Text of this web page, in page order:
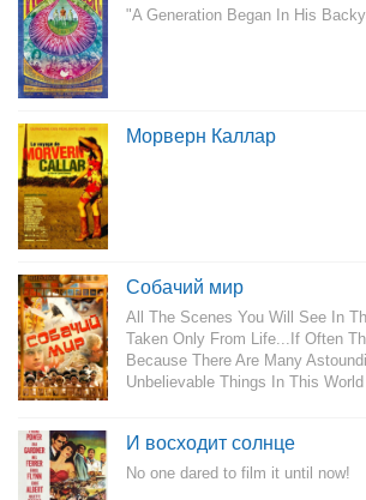
"A Generation Began In His
Морверн Каллар
Собачий мир
All The Scenes You Will See In
Taken Only From Life...If Often
Because There Are Many
Unbelievable Things In This World
И восходит солнце
No one dared to film it until now!